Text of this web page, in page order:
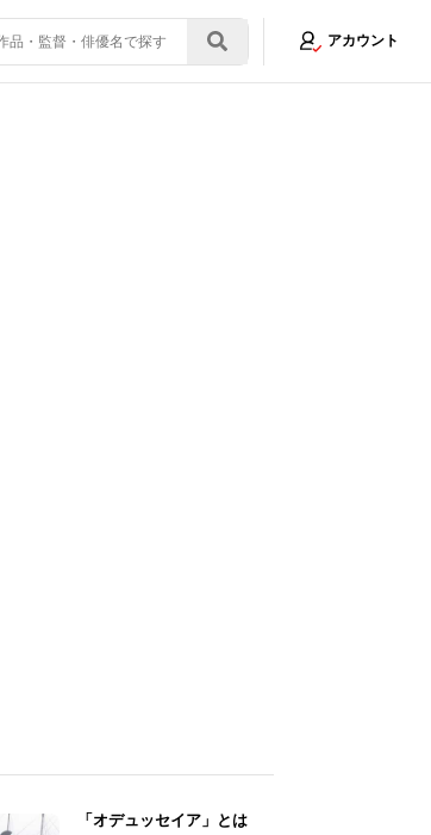
アカウント
「オデュッセイア」とは